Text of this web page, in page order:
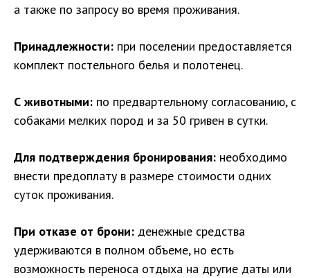
а также по запросу во время проживания.
Принадлежности: при поселении предоставляется
комплект постельного белья и полотенец.
С животными: по предвартельному согласованию, с
собаками мелких пород и за 50 гривен в сутки.
Для подтверждения бронирования: необходимо
внести предоплату в размере стоимости одних
суток проживания.
При отказе от брони: денежные средства
удерживаются в полном объеме, но есть
возможность переноса отдыха на другие даты или